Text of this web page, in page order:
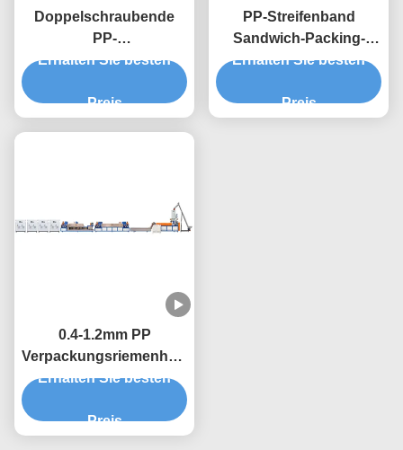
Doppelschraubende
PP-
Verpackungsriemenmachine,
Extrusionsmaschine
Erhalten Sie besten
Preis
PP-Streifenband
Sandwich-Packing-
Gürtel
Herstellungsmaschine 4
Streifen
Erhalten Sie besten
Preis
0.4-1.2mm PP
Verpackungsriemenherstellungsmaschine
Doppelschraub-
Extrusionsproduktionslinie
Erhalten Sie besten
Preis